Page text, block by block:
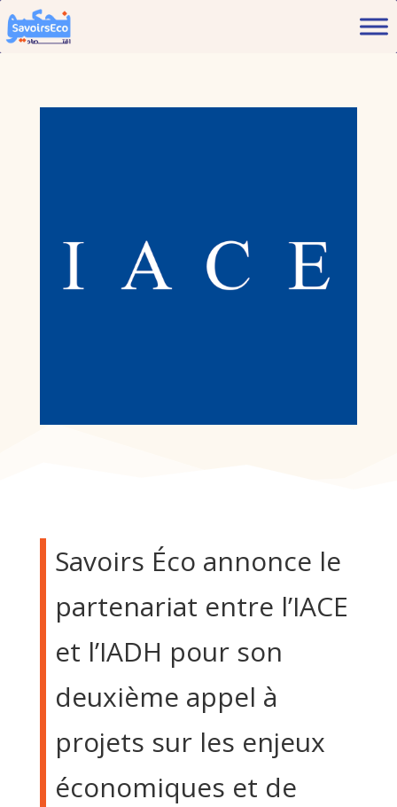
Savoirs Éco annonce le
partenariat entre l’IACE
et l’IADH pour son
deuxième appel à
projets sur les enjeux
économiques et de